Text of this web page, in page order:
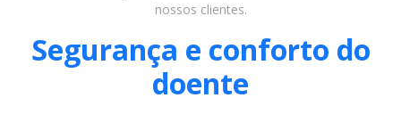
nossos clientes.
Segurança e conforto do
doente